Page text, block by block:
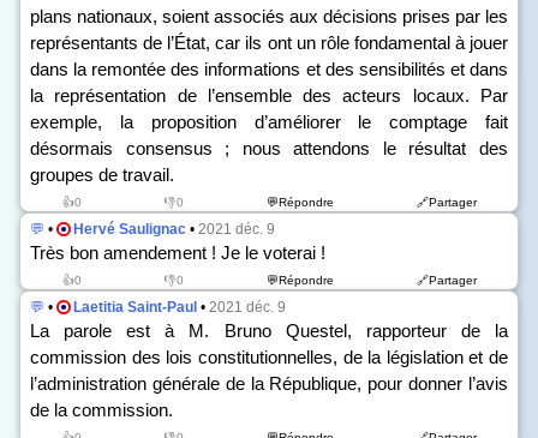
plans nationaux, soient associés aux décisions prises par les
représentants de l’État, car ils ont un rôle fondamental à jouer
dans la remontée des informations et des sensibilités et dans
la représentation de l’ensemble des acteurs locaux. Par
exemple, la proposition d’améliorer le comptage fait
désormais consensus ; nous attendons le résultat des
groupes de travail.
👍0 👎0 💬Répondre 🔗Partager
💬 • Hervé Saulignac • 2021 déc. 9
Très bon amendement ! Je le voterai !
👍0 👎0 💬Répondre 🔗Partager
💬 • Laetitia Saint-Paul • 2021 déc. 9
La parole est à M. Bruno Questel, rapporteur de la
commission des lois constitutionnelles, de la législation et de
l’administration générale de la République, pour donner l’avis
de la commission.